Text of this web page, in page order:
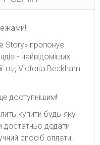
Story» пропонує
- найвідоміших
від Victoria Beckham
доступнішим!
купити будь-яку
достатньо додати
спосіб оплати.